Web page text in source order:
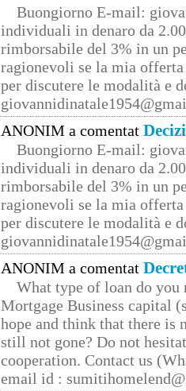
Buongiorno E-mail:
individuali in denaro da
rimborsabile del 3% in un
ragionevoli se la mia
per discutere le modalità e
ANONIM a comentat
Buongiorno E-mail:
individuali in denaro da
rimborsabile del 3% in un
ragionevoli se la mia
per discutere le modalità e
ANONIM a comentat
What type of loan do you
Mortgage Business capital
hope and think that there is
still not gone? Do not
cooperation. Contact us
email id :